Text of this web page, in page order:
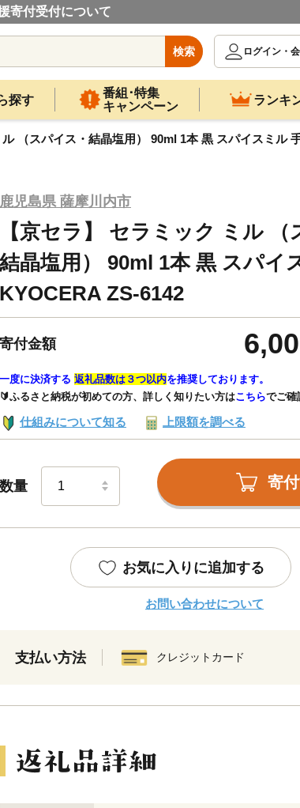
寄付受付について
検索
ログイン・
探す
番組･特集
キャンペーン
ランキ
ル （スパイス・結晶塩用） 90ml 1本 黒 スパイスミル
鹿児島県 薩摩川内市
【京セラ】 セラミック ミル （
結晶塩用） 90ml 1本 黒 スパイ
KYOCERA ZS-6142
寄付金額
一度に決済する 返礼品数は３つ以内を推奨しております。
🔰ふるさと納税が初めての方、詳しく知りたい方はこちらでご確
仕組みについて知る 上限額を調べる
数量 寄
お気に入りに追加する
お問い合わせについて
支払い方法 クレジットカード